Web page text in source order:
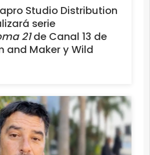
Studio Distribution
serie
21de Canal 13 de
and Maker y Wild